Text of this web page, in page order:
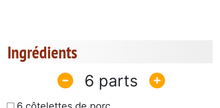
Ingrédients
6